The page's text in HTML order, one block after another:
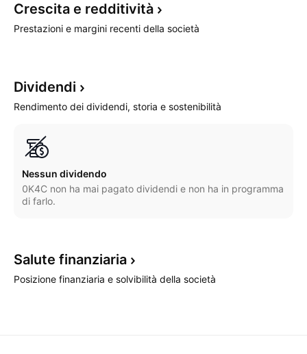
Crescita e redditività
Prestazioni e margini recenti della società
Dividendi
Rendimento dei dividendi, storia e sostenibilità
Nessun dividendo
0K4C non ha mai pagato dividendi e non ha in programma
di farlo.
Salute finanziaria
Posizione finanziaria e solvibilità della società